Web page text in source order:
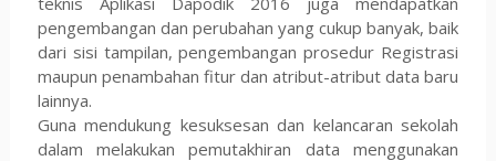
pengembangan dan perubahan yang cukup banyak, baik
dari sisi tampilan, pengembangan prosedur Registrasi
maupun penambahan fitur dan atribut-atribut data baru
lainnya.
Guna mendukung kesuksesan dan kelancaran sekolah
dalam melakukan pemutakhiran data menggunakan